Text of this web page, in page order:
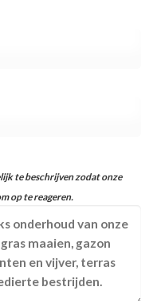
te beschrijven zodat onze
op te reageren.